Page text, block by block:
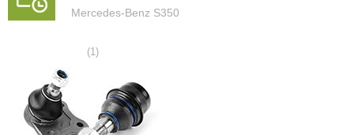
Mercedes-Benz S350
(1)